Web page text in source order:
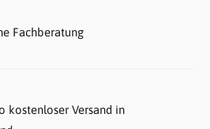
Fachberatung
kostenloser Versand in